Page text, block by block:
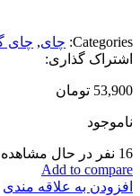
Categories: چای, چای
اشتراک گذاری:
53,900 تومان
ناموجود
16 نفر در حال
Add to compare
افزودن به علاقه مندی